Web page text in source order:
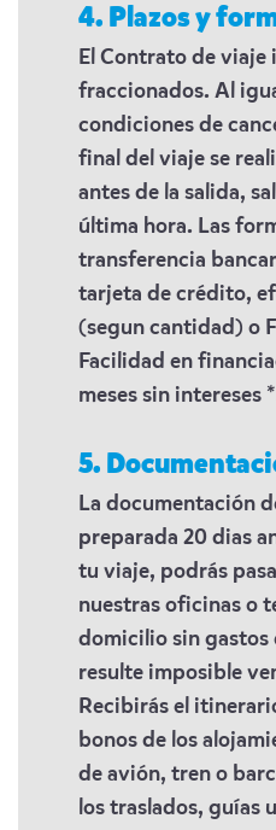
4. Plazos y
El Contrato de viaje
fraccionados. Al
condiciones de
final del viaje se
antes de la salida,
última hora. Las
transferencia
tarjeta de crédito,
(segun cantidad) o
Facilidad en
meses sin intereses
5.
La documentación
preparada 20 dias
tu viaje, podrás
nuestras oficinas o
domicilio sin gastos
resulte imposible
Recibirás el
bonos de los
de avión, tren o
los traslados, guías